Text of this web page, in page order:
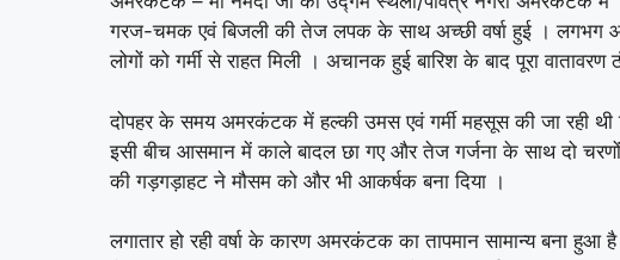
गरज-चमक एवं बिजली की तेज लपक के साथ अच्छी वर्षा हुई । लगभग
लोगों को गर्मी से राहत मिली । अचानक हुई बारिश के बाद पूरा
दोपहर के समय अमरकंटक में हल्की उमस एवं गर्मी महसूस की जा रही थी
इसी बीच आसमान में काले बादल छा गए और तेज गर्जना के साथ दो
की गड़गड़ाहट ने मौसम को और भी आकर्षक बना दिया ।
लगातार हो रही वर्षा के कारण अमरकंटक का तापमान सामान्य बना